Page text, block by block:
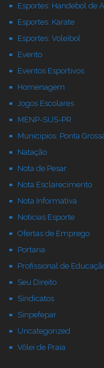
Esportes: Handebol de
Esportes: Karate
Esportes: Voleibol
Evento
Eventos Esportivos
Homenagem
Jogos Escolares
MENP-SUS-PR
Municipios: Ponta
Natação
Nota de Pesar
Nota Esclarecimento
Nota Informativa
Noticias Esporte
Ofertas de Emprego
Portaria
Profissional de
Seu Direito
Sindicatos
Sinpefepar
Uncategorized
Vôlei de Praia